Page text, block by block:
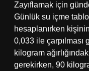
Zayıflamak için
Günlük su içme
hesaplanırken
0,033 ile çarpılması
kilogram
gerekirken, 90